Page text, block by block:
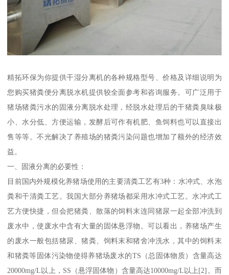
精拓环保为你提供干湿分离机的各种规格型号、价格及详细说明为
您购买猪粪便分离脱水机提供较全面参考和咨询服务。可广泛用于
猪场猪粪污水的固液分离脱水处理，经脱水处理后的干猪粪臭味极
小、水分低、方便运输，发酵后可作有机肥、鱼饲料也可以直接出
售等等。不光解决了养殖场的猪粪污染问题也增加了额外的经济效
益。
一、固液分离的必要性：
目前国内外规模化养猪场使用的主要清粪工艺有3种：水冲式、水泡
粪和干清粪工艺。我国大部分养猪场都采用水冲式工艺。水冲式工
艺方便快捷，但会把猪粪、散落的饲料末连同猪尿一起全部冲洗到
废水中，使废水中含有大量的固体悬浮物。可以看出，养猪场产生
的废水一般包括猪尿、猪粪、饲料末和猪舍冲洗水，其中的饲料末
和猪粪等固体污染物使得养猪场废水的TS（总固体物质）含量高达
20000mg/L以上，SS（悬浮固体物）含量高达10000mg/L以上[2]。而